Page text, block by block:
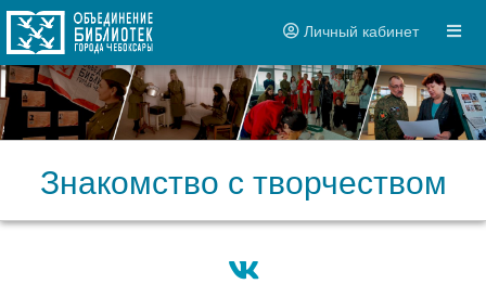
Личный кабинет
Знакомство с творчеством